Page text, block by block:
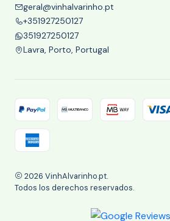
geral@vinhalvarinho.pt
+351927250127
351927250127
Lavra, Porto, Portugal
2026 VinhAlvarinho.pt.
Todos los derechos reservados.